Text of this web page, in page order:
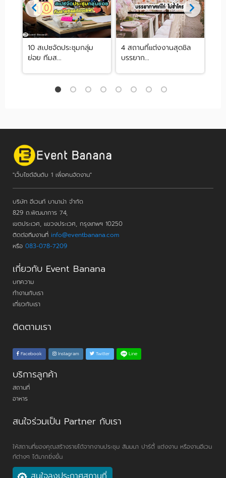
10 สเปซจัดประชุมกลุ่ม
ย่อย ทีมส...
4 สถานที่แต่งงานสุดชิล
บรรยาก...
"เว็บไซต์อันดับ 1 เพื่อคนจัดงาน"
บริษัท อีเวนท์ บานาน่า จำกัด
829 ถ.พัฒนาการ 74,
เขตประเวศ, แขวงประเวศ, กรุงเทพฯ 10250
ติดต่อทีมงานที่ info@eventbanana.com
หรือ 083-078-7209
เกี่ยวกับ Event Banana
บทความ
ทำงานกับเรา
เกี่ยวกับเรา
ติดตามเรา
Facebook Instagram Twitter Line
บริการลูกค้า
สถานที่
อาหาร
สนใจร่วมเป็น Partner กับเรา
ให้สถานที่ของคุณสร้างรายได้จากงานประชุม สัมมนา ปาร์ตี้ แต่งงาน หรืองานอีเวน
ท์ต่างๆ ได้มากยิ่งขึ้น